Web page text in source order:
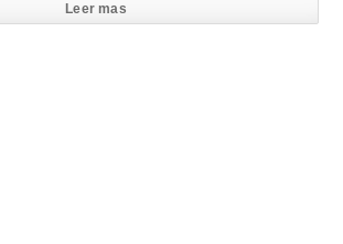
Leer mas